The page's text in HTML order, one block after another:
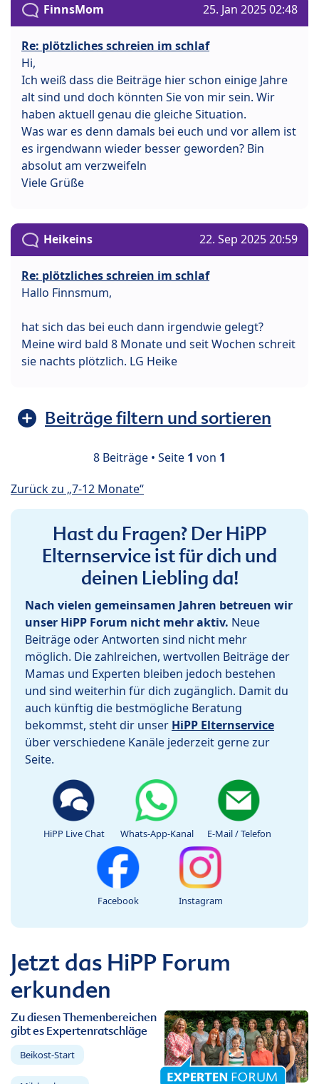
FinnsMom 25. Jan 2025 02:48
Re: plötzliches schreien im schlaf
Hi,
Ich weiß dass die Beiträge hier schon einige Jahre
alt sind und doch könnten Sie von mir sein. Wir
haben aktuell genau die gleiche Situation.
Was war es denn damals bei euch und vor allem ist
es irgendwann wieder besser geworden? Bin
absolut am verzweifeln
Viele Grüße
Heikeins 22. Sep 2025 20:59
Re: plötzliches schreien im schlaf
Hallo Finnsmum,
hat sich das bei euch dann irgendwie gelegt?
Meine wird bald 8 Monate und seit Wochen schreit
sie nachts plötzlich. LG Heike
Beiträge filtern und sortieren
8 Beiträge • Seite 1 von 1
Zurück zu „7-12 Monate“
Hast du Fragen? Der HiPP
Elternservice ist für dich und
deinen Liebling da!
Nach vielen gemeinsamen Jahren betreuen wir
unser HiPP Forum nicht mehr aktiv. Neue
Beiträge oder Antworten sind nicht mehr
möglich. Die zahlreichen, wertvollen Beiträge der
Mamas und Experten bleiben jedoch bestehen
und sind weiterhin für dich zugänglich. Damit du
auch künftig die bestmögliche Beratung
bekommst, steht dir unser HiPP Elternservice
über verschiedene Kanäle jederzeit gerne zur
Seite.
HiPP Live Chat Whats-App-Kanal E-Mail / Telefon
Facebook Instagram
Jetzt das HiPP Forum
erkunden
Zu diesen Themenbereichen
gibt es Expertenratschläge
Beikost-Start